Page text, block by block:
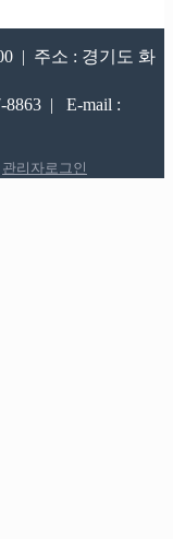
| 주소 : 경기도 화
8863 | E-mail :
관리자로그인